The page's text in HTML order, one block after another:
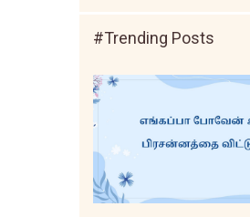
#Trending Posts